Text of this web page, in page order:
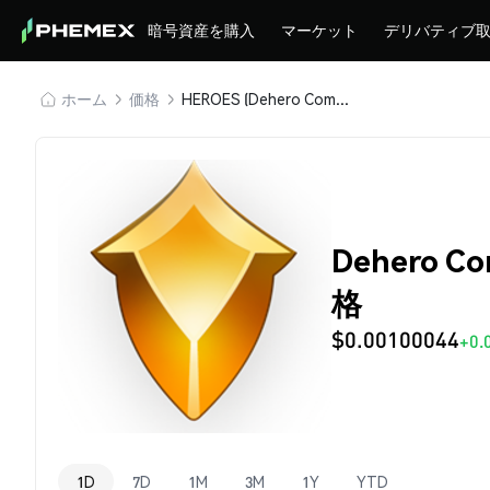
暗号資産を購入 マーケット デリバティブ
ホーム 価格 HEROES (Dehero Community)
Dehero
格
$0.00100044
1D 7D 1M 3M 1Y YTD